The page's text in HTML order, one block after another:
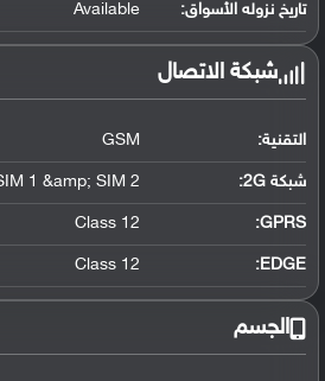
تاريخ نزوله الأسواق: Available
شبكة الاتصال
التقنية: GSM
شبكة 2G: 1 &amp; SIM 2
GPRS:
Class 12
EDGE:
Class 12
الجسم